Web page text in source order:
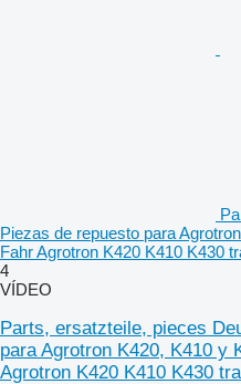
Piezas de repuesto para
Fahr Agrotron K420 K410 K430
4
VÍDEO
Parts, ersatzteile, pieces
para Agrotron K420, K410 y
Agrotron K420 K410 K430